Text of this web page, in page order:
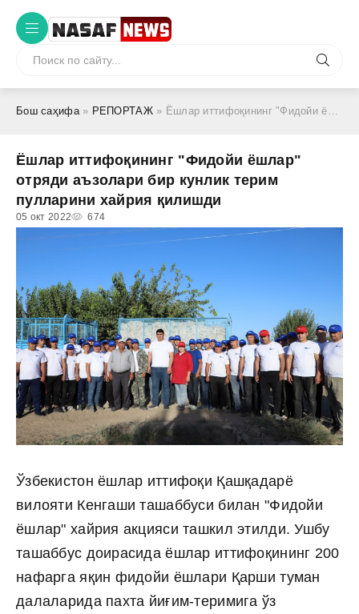
Бош саҳифа» РЕПОРТАЖ» Ёшлар иттифоқининг "Фидойи ёшлар" отряди аъзолари бир кунлик терим пулларини хайрия қилишди
Ёшлар иттифоқининг "Фидойи ёшлар"
отряди аъзолари бир кунлик терим
пулларини хайрия қилишди
05 окт 2022 674
Ўзбекистон ёшлар иттифоқи Қашқадарё
вилояти Кенгаши ташаббуси билан "Фидойи
ёшлар" хайрия акцияси ташкил этилди. Ушбу
ташаббус доирасида ёшлар иттифоқининг 200
нафарга яқин фидойи ёшлари Қарши туман
далаларида пахта йиғим-теримига ўз